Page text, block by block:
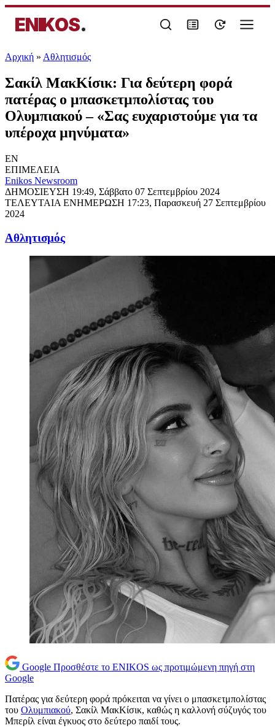
ENIKOS.
Αρχική » Αθλητισμός
Σακίλ ΜακΚίσικ: Για δεύτερη φορά
πατέρας ο μπασκετμπολίστας του
Ολυμπιακού – «Σας ευχαριστούμε για τα
υπέροχα µηνύµατα»
EN
ΕΠΙΜΕΛΕΙΑ
Enikos Newsroom
ΔΗΜΟΣΙΕΥΣΗ 19:49, Σάββατο 07 Σεπτεμβρίου 2024
ΤΕΛΕΥΤΑΙΑ ΕΝΗΜΕΡΩΣΗ 17:23, Παρασκευή 27 Σεπτεμβρίου
2024
Αθλητισμός
Google Προσθέστε το ENIKOS ως προτιμώμενη πηγή στη
Google
Πατέρας για δεύτερη φορά πρόκειται να γίνει ο μπασκετμπολίστας
του Ολυμπιακού, Σακίλ ΜακΚίσικ, καθώς η καλλονή σύζυγός του
Μπερίλ είναι έγκυος στο δεύτερο παιδί τους.